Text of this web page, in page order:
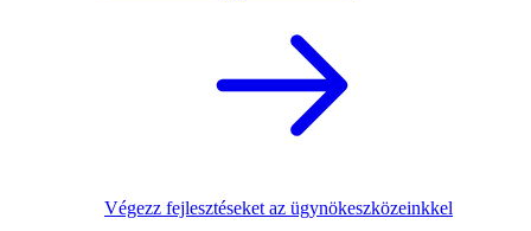
Végezz fejlesztéseket az ügynökeszközeinkkel